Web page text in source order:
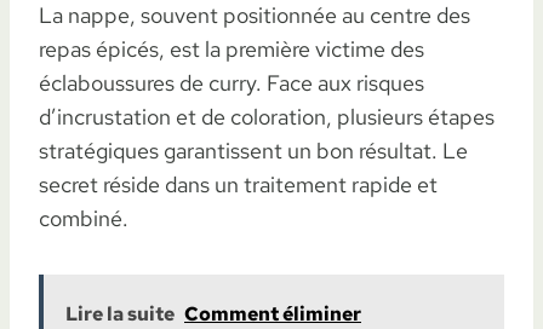
La nappe, souvent positionnée au centre des
repas épicés, est la première victime des
éclaboussures de curry. Face aux risques
d’incrustation et de coloration, plusieurs étapes
stratégiques garantissent un bon résultat. Le
secret réside dans un traitement rapide et
combiné.
Lire la suite Comment éliminer